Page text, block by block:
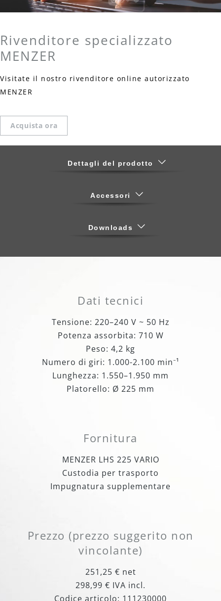
Rivenditore specializzato
MENZER
Visitate il nostro rivenditore online autorizzato
MENZER
Acquista ora
Dettagli del prodotto
Accessori
Downloads
Dati tecnici
Tensione: 220–240 V ~ 50 Hz
Potenza assorbita: 710 W
Peso: 4,2 kg
Numero di giri: 1.000-2.100 min⁻¹
Lunghezza: 1.550–1.950 mm
Platorello: Ø 225 mm
Fornitura
MENZER LHS 225 VARIO
Custodia per trasporto
Impugnatura supplementare
Prezzo (prezzo suggerito non
vincolante)
251,25 € net
298,99 € IVA incl.
Codice articolo: 111230000